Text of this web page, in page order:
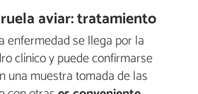
aviar: tratamiento
enfermedad se llega por la
clínico y puede confirmarse
una muestra tomada de las